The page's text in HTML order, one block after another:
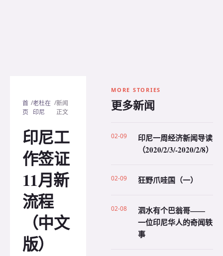
首
页
/老杜在
印尼
/新闻
正文
印尼工
作签证
11月新
流程
（中文
版）
MORE STORIES
更多新闻
02-09
印尼一周经济新闻导读
（2020/2/3/-2020/2/8）
02-09 狂野爪哇国（一）
02-08
泗水有个巴翁哥——
一位印尼华人的奇闻轶
事